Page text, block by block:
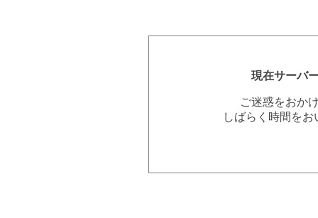
現在サーバ
ご迷惑をおか
しばらく時間を